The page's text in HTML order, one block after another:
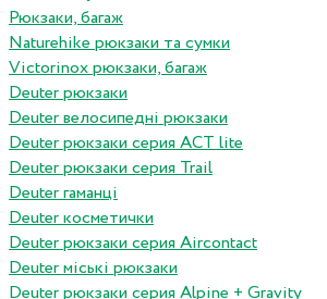
Рюкзаки, багаж
Naturehike рюкзаки та сумки
Victorinox рюкзаки, багаж
Deuter рюкзаки
Deuter велосипедні рюкзаки
Deuter рюкзаки серия ACT lite
Deuter рюкзаки серия Trail
Deuter гаманці
Deuter косметички
Deuter рюкзаки серия Aircontact
Deuter міські рюкзаки
Deuter рюкзаки серия Alpine + Gravity